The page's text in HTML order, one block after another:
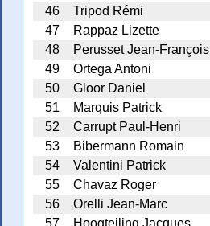
46
Tripod Rémi
47
Rappaz Lizette
48
Perusset Jean-François
49
Ortega Antoni
50
Gloor Daniel
51
Marquis Patrick
52
Carrupt Paul-Henri
53
Bibermann Romain
54
Valentini Patrick
55
Chavaz Roger
56
Orelli Jean-Marc